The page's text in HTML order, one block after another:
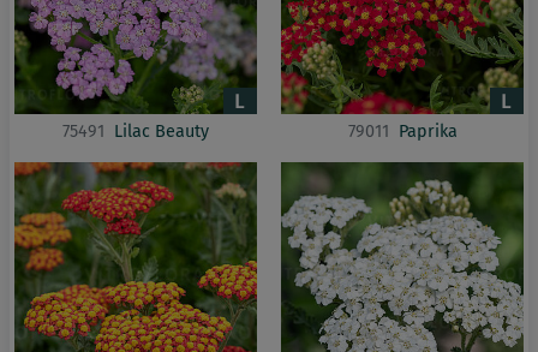
75491 Lilac Beauty 79011 Paprika